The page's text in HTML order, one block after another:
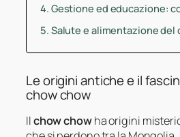
Gestione ed educazione:
Salute e alimentazione del
Le origini antiche e il
chow chow
Ilchow chowha origini